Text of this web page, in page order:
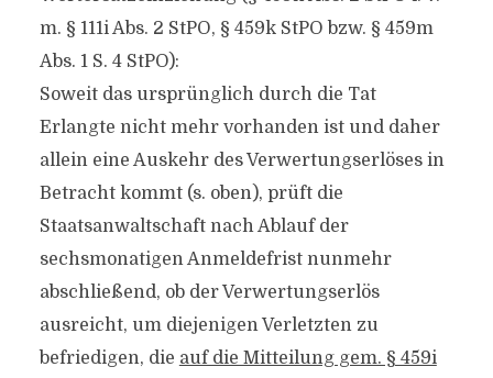
m. § 111i Abs. 2 StPO, § 459k StPO bzw. § 459m
Abs. 1 S. 4 StPO):
Soweit das ursprünglich durch die Tat
Erlangte nicht mehr vorhanden ist und daher
allein eine Auskehr des Verwertungserlöses in
Betracht kommt (s. oben), prüft die
Staatsanwaltschaft nach Ablauf der
sechsmonatigen Anmeldefrist nunmehr
abschließend, ob der Verwertungserlös
ausreicht, um diejenigen Verletzten zu
befriedigen, die auf die Mitteilung gem. § 459i